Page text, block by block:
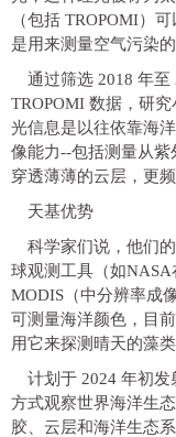
（包括 TROPOMI）
是用来测量空气污染的
通过筛选 2018 年
TROPOMI 数据，研
光信息是以往依靠海
像能力--包括测量从
穿透薄薄的云层，更
天基优势
科学家们说，他们
球观测工具（如NASA
MODIS（中分辨率成
可测量海洋颜色，目
用它来探测晴天的藻类
计划于 2024 年初
方式观察世界海洋生
胶、云层和海洋生态